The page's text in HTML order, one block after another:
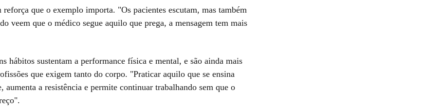
que o exemplo importa. "Os pacientes escutam, mas também
veem que o médico segue aquilo que prega, a mensagem tem mais
hábitos sustentam a performance física e mental, e são ainda mais
que exigem tanto do corpo. "Praticar aquilo que se ensina
aumenta a resistência e permite continuar trabalhando sem que o